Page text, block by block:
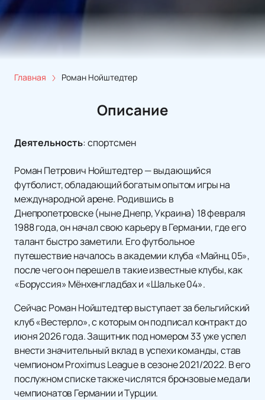
Главная Роман Нойштедтер
Описание
Деятельность:спортсмен
Роман Петрович Нойштедтер — выдающийся
футболист, обладающий богатым опытом игры на
международной арене. Родившись в
Днепропетровске (ныне Днепр, Украина) 18 февраля
1988 года, он начал свою карьеру в Германии, где его
талант быстро заметили. Его футбольное
путешествие началось в академии клуба «Майнц 05»,
после чего он перешел в такие известные клубы, как
«Боруссия» Мёнхенгладбах и «Шальке 04».
Сейчас Роман Нойштедтер выступает за бельгийский
клуб «Вестерло», с которым он подписал контракт до
июня 2026 года. Защитник под номером 33 уже успел
внести значительный вклад в успехи команды, став
чемпионом Proximus League в сезоне 2021/2022. В его
послужном списке также числятся бронзовые медали
чемпионатов Германии и Турции.